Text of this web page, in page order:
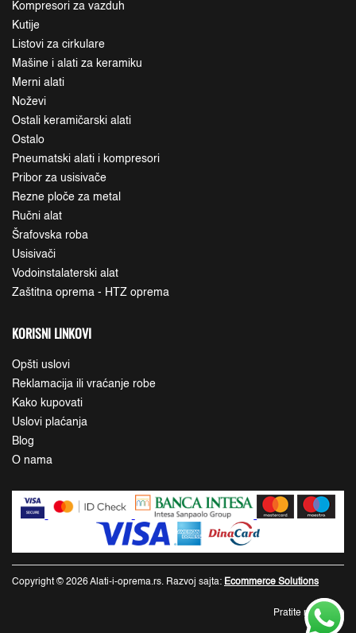
Kompresori za vazduh
Kutije
Listovi za cirkulare
Mašine i alati za keramiku
Merni alati
Noževi
Ostali keramičarski alati
Ostalo
Pneumatski alati i kompresori
Pribor za usisivače
Rezne ploče za metal
Ručni alat
Šrafovska roba
Usisivači
Vodoinstalaterski alat
Zaštitna oprema - HTZ oprema
KORISNI LINKOVI
Opšti uslovi
Reklamacija ili vraćanje robe
Kako kupovati
Uslovi plaćanja
Blog
O nama
Copyright © 2026 Alati-i-oprema.rs. Razvoj sajta: Ecommerce Solutions
Pratite nas: